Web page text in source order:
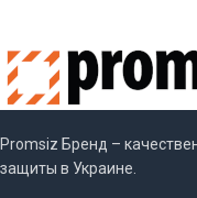
Promsiz Бренд –
защиты в Украине.